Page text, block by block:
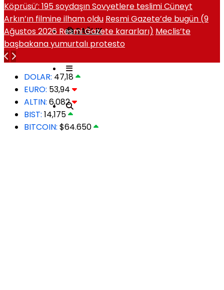
SAĞLIK
Köprüsü’: 195 soydaşın Sovyetlere teslimi Cüneyt
Arkın’ın filmine ilham oldu Resmi Gazete’de bugün (9
Ağustos 2026 Resmi Gazete kararları) Meclis’te
başbakana yumurtalı protesto
DOLAR: 47,18
EURO: 53,94
ALTIN: 6,082
BIST: 14,175
BITCOIN: $64.650